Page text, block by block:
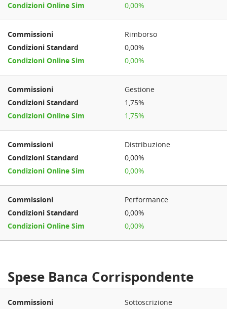
0,00%
Rimborso
0,00%
0,00%
Gestione
1,75%
1,75%
Distribuzione
0,00%
0,00%
Performance
0,00%
0,00%
Spese Banca Corrispondente
Sottoscrizione